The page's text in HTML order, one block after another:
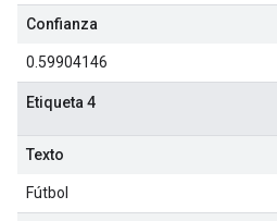
Confianza
0.59904146
Etiqueta 4
Texto
Fútbol